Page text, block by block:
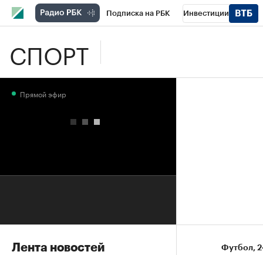
Подписка на РБК Инвестиции
СПОРТ
Футбол⁠,
Прямой эфир
Лента новостей